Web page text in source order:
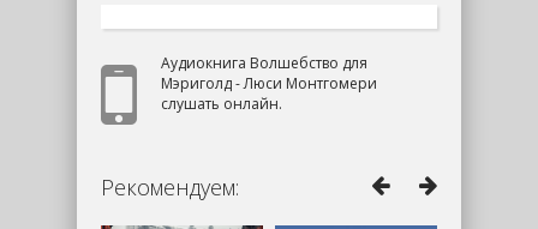
Аудиокнига Волшебство для
Мэриголд - Люси Монтгомери
слушать онлайн.
Рекомендуем: